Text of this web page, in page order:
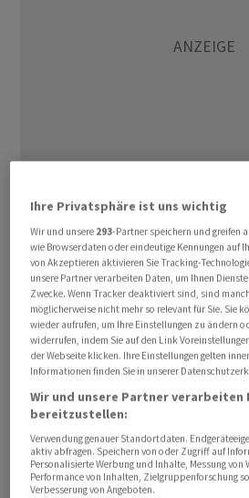
Schwergewicht Roche dem SMI
wertvolle Stütze. Ansonsten
Swisscom und ABB gefragten
Amrize gegenüber. Bei den
Fischer, Straumann, Sulzer und
spielen. AMS Osram, VAT Group
Druck. Burckhardt ex Dividende
Diese Aktien schlagen vorbörslich
Gewinner:
Georg Fischer+1.7%
Roche+1.2%(Produktnews)
Ihre Privatsphäre ist uns wichtig
Wir und unsere 293-Partner speichern und greifen
wie Browserdaten oder eindeutige Kennungen auf
von Akzeptieren aktivieren Sie Tracking-
unsere Partner verarbeiten Daten, um Ihnen
Zwecke. Wenn Tracker deaktiviert sind, sind
möglicherweise nicht mehr so relevant für Sie. Sie
wieder aufrufen, um Ihre Einstellungen zu ändern
widerrufen, indem Sie auf den Link
der Webseite klicken. Ihre Einstellungen gelten
Informationen finden Sie in unserer
Wir und unsere Partner verarbeiten
bereitzustellen:
Verwendung genauer Standortdaten.
aktiv abfragen. Speichern von oder Zugriff auf
Personalisierte Werbung und Inhalte, Messung von
Performance von Inhalten, Zielgruppenforschung
Verbesserung von Angeboten.